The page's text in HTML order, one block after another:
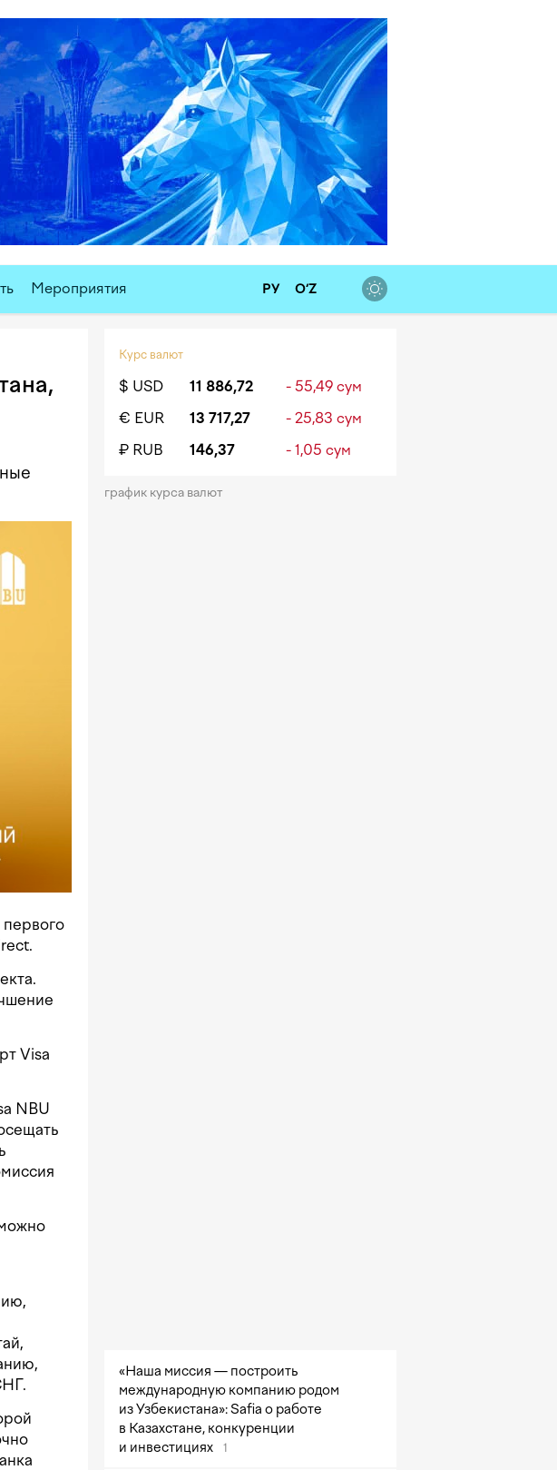
Мероприятия РУ O‘Z
Visa
NBU
Курс валют
$ USD 11 886,72
- 55,49 сум
€ EUR
13 717,27
- 25,83 сум
₽ RUB
146,37 - 1,05 сум
график курса валют
«Наша миссия — построить
международную компанию родом
из Узбекистана»: Safia о работе
в Казахстане, конкуренции
и инвестициях
1